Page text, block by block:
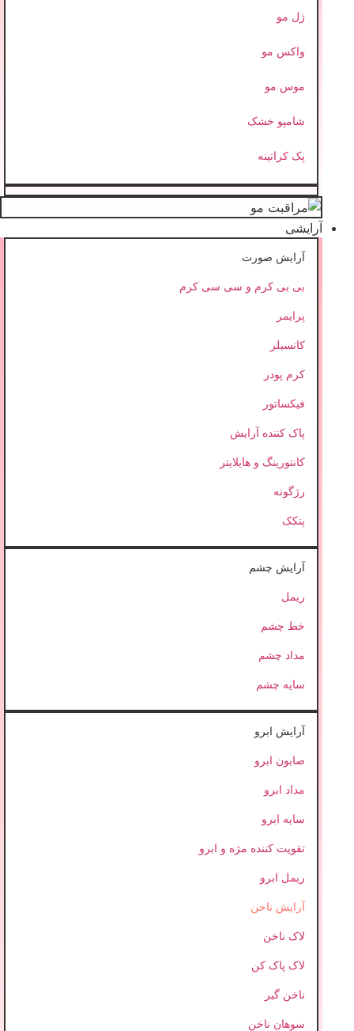
ژل مو
واکس مو
موس مو
شامپو خشک
پک کراتینه
آرایشی
آرایش صورت
بی بی کرم و سی سی کرم
پرایمر
کانسیلر
کرم پودر
فیکساتور
پاک کننده آرایش
کانتورینگ و هایلایتر
رژگونه
پنکک
آرایش چشم
ریمل
خط چشم
مداد چشم
سایه چشم
آرایش ابرو
صابون ابرو
مداد ابرو
سایه ابرو
تقویت کننده مژه و ابرو
ریمل ابرو
آرایش ناخن
لاک ناخن
لاک پاک کن
ناخن گیر
سوهان ناخن